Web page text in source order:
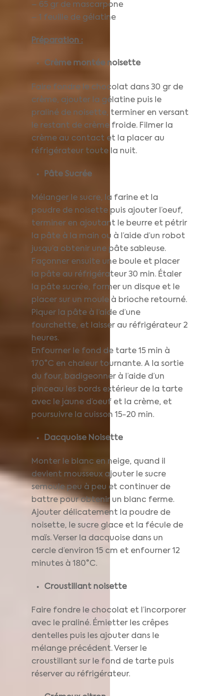
– 65 gr de mascarpone
– 1 feuille de gélatine
Préparation :
Crème montée noisette
Faire fondre le chocolat dans 30 gr de
crème, ajouter la gélatine puis le
praliné de noisette, terminer en versant
le restant de crème froide. Filmer la
crème au contact et la placer au
réfrigérateur toute la nuit.
Pâte Sucrée
Mélanger le sucre, la farine et la
poudre de noisette puis ajouter l’oeuf,
terminer en ajoutant le beurre et pétrir
la pâte à la main ou à l’aide d’un robot
jusqu’a obtenir une pâte sableuse.
Façonner ensuite une boule et placer
la pâte au réfrigérateur 30 min. Étaler
la pâte sucrée, former un disque et le
placer sur un moule à brioche retourné.
Piquer la pâte à l’aide d’une
fourchette, et laisser au réfrigérateur 2
heures.
Enfourner le fond de tarte 15 min à
170°C en chaleur tournante. A la sortie
du four, badigeonner à l’aide d’un
pinceau les bords extérieur de la tarte
avec le jaune d’oeuf et la crème, et
poursuivre la cuisson 15-20 min.
Dacquoise Noisette
Monter le blanc en neige, quand il
devient mousseux ajouter le sucre
semoule peu à peu et continuer de
battre pour obtenir un blanc ferme.
Ajouter délicatement la poudre de
noisette, le sucre glace et la fécule de
maïs. Verser la dacquoise dans un
cercle d’environ 15 cm et enfourner 12
minutes à 180°C.
Croustillant noisette
Faire fondre le chocolat et l’incorporer
avec le praliné. Émietter les crêpes
dentelles puis les ajouter dans le
mélange précédent. Verser le
croustillant sur le fond de tarte puis
réserver au réfrigérateur.